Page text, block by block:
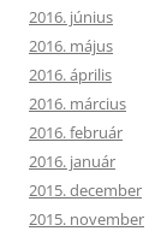
2016. június
2016. május
2016. április
2016. március
2016. február
2016. január
2015. december
2015. november